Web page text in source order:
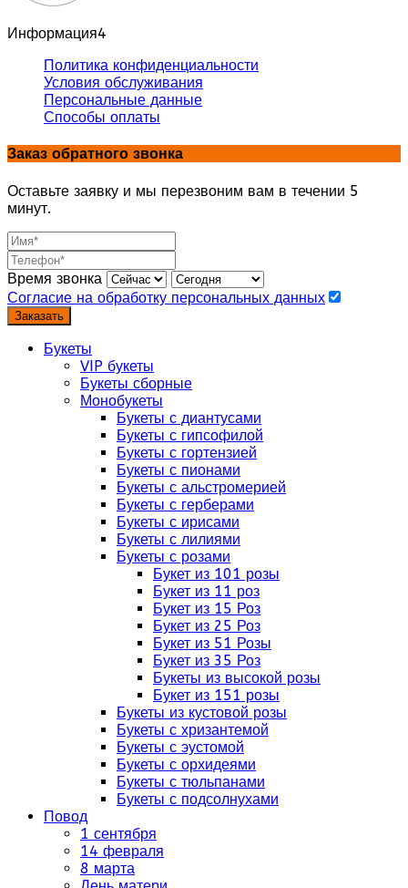
Информация4
Политика конфиденциальности
Условия обслуживания
Персональные данные
Способы оплаты
Заказ обратного звонка
Оставьте заявку и мы перезвоним вам в течении 5
минут.
Время звонка
Согласие на обработку персональных данных
Заказать
Букеты
VIP букеты
Букеты сборные
Монобукеты
Букеты с диантусами
Букеты с гипсофилой
Букеты с гортензией
Букеты с пионами
Букеты с альстромерией
Букеты с герберами
Букеты с ирисами
Букеты с лилиями
Букеты с розами
Букет из 101 розы
Букет из 11 роз
Букет из 15 Роз
Букет из 25 Роз
Букет из 51 Розы
Букет из 35 Роз
Букеты из высокой розы
Букет из 151 розы
Букеты из кустовой розы
Букеты с хризантемой
Букеты с эустомой
Букеты с орхидеями
Букеты с тюльпанами
Букеты с подсолнухами
Повод
1 сентября
14 февраля
8 марта